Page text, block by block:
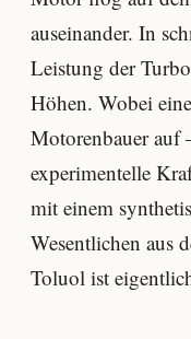
auseinander. In
Leistung der
Höhen. Wobei
Motorenbauer auf
experimentelle
mit einem
Wesentlichen aus
Toluol ist